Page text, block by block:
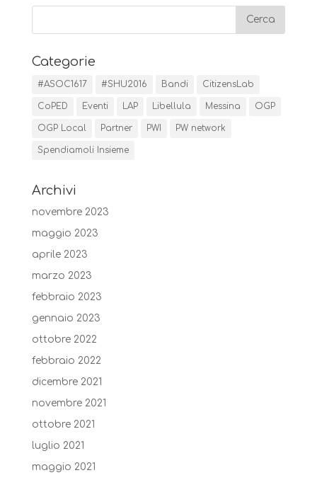
Categorie
#ASOC1617 #SHU2016 Bandi CitizensLab
CoPED Eventi LAP Libellula Messina OGP
OGP Local Partner PWI PW network
Spendiamoli Insieme
Archivi
novembre 2023
maggio 2023
aprile 2023
marzo 2023
febbraio 2023
gennaio 2023
ottobre 2022
febbraio 2022
dicembre 2021
novembre 2021
ottobre 2021
luglio 2021
maggio 2021